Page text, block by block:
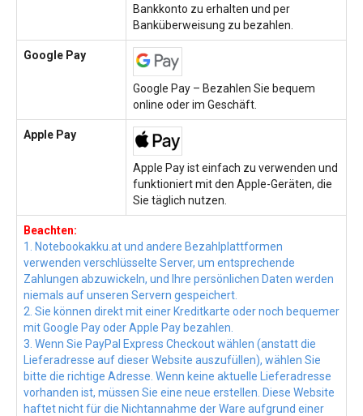
Bankkonto zu erhalten und per
Banküberweisung zu bezahlen.
Google Pay
Google Pay – Bezahlen Sie bequem
online oder im Geschäft.
Apple Pay
Apple Pay ist einfach zu verwenden und
funktioniert mit den Apple-Geräten, die
Sie täglich nutzen.
Beachten:
1. Notebookakku.at und andere Bezahlplattformen
verwenden verschlüsselte Server, um entsprechende
Zahlungen abzuwickeln, und Ihre persönlichen Daten werden
niemals auf unseren Servern gespeichert.
2. Sie können direkt mit einer Kreditkarte oder noch bequemer
mit Google Pay oder Apple Pay bezahlen.
3. Wenn Sie PayPal Express Checkout wählen (anstatt die
Lieferadresse auf dieser Website auszufüllen), wählen Sie
bitte die richtige Adresse. Wenn keine aktuelle Lieferadresse
vorhanden ist, müssen Sie eine neue erstellen. Diese Website
haftet nicht für die Nichtannahme der Ware aufgrund einer